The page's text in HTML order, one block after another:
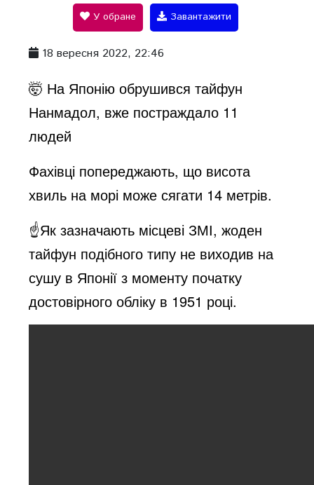
V
i
d
e
У обране Завантажити
18 вересня 2022, 22:46
🤯 На Японію обрушився тайфун
Нанмадол, вже постраждало 11
людей
Фахівці попереджають, що висота
хвиль на морі може сягати 14 метрів.
☝️Як зазначають місцеві ЗМІ, жоден
тайфун подібного типу не виходив на
сушу в Японії з моменту початку
достовірного обліку в 1951 році.